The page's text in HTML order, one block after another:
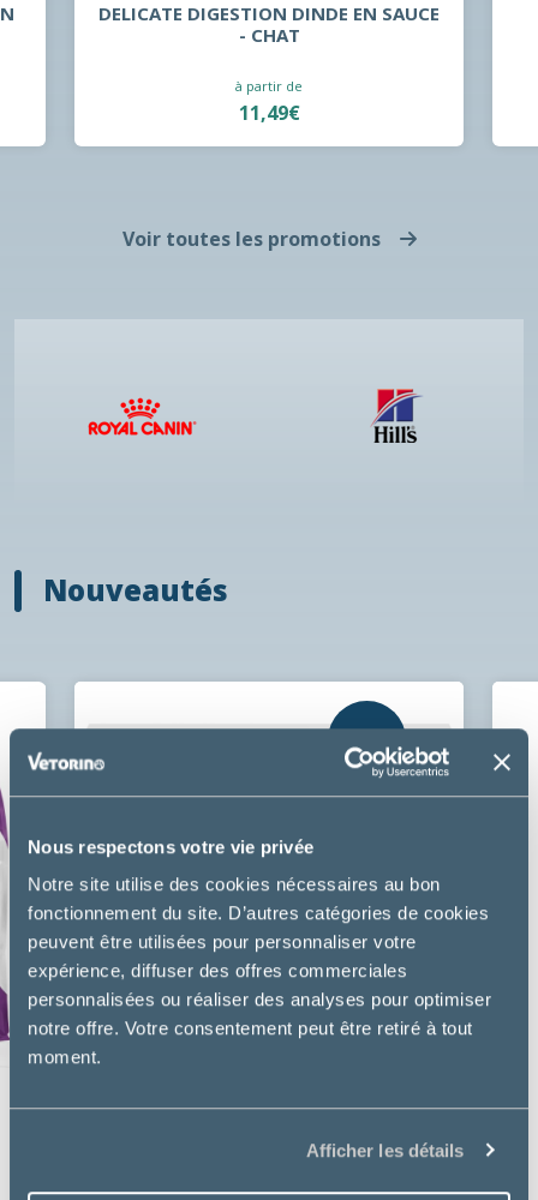
Nous respectons votre vie privée
Notre site utilise des cookies nécessaires au bon
fonctionnement du site. D’autres catégories de cookies
peuvent être utilisées pour personnaliser votre
expérience, diffuser des offres commerciales
personnalisées ou réaliser des analyses pour optimiser
notre offre. Votre consentement peut être retiré à tout
moment.
Afficher les détails
DELICATE DIGESTION DINDE EN SAUCE
- CHAT
à partir de
11,49€
Voir toutes les promotions
Nouveautés